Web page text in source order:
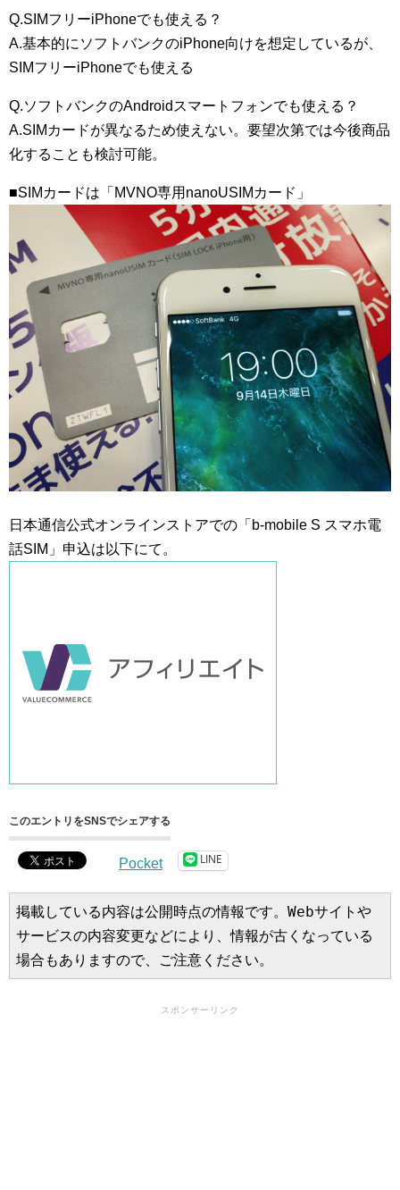
Q.SIMフリーiPhoneでも使える？
A.基本的にソフトバンクのiPhone向けを想定しているが、
SIMフリーiPhoneでも使える
Q.ソフトバンクのAndroidスマートフォンでも使える？
A.SIMカードが異なるため使えない。要望次第では今後商品
化することも検討可能。
■SIMカードは「MVNO専用nanoUSIMカード」
日本通信公式オンラインストアでの「b-mobile S スマホ電
話SIM」申込は以下にて。
このエントリをSNSでシェアする
Pocket LINE
掲載している内容は公開時点の情報です。Webサイトや
サービスの内容変更などにより、情報が古くなっている
場合もありますので、ご注意ください。
スポンサーリンク